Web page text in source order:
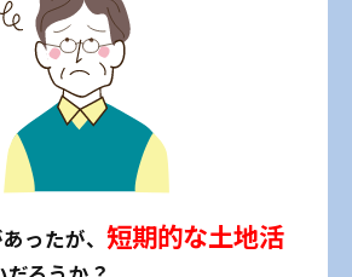
ったが、 短期的な土地活